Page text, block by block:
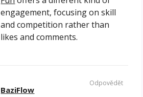
engagement, focusing on skill
and competition rather than
likes and comments.
BaziFlow
Odpovědět